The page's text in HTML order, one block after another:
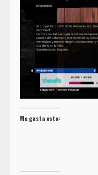
Me gusta esto: